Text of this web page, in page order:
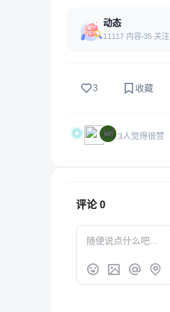
动态
11117 内容 35 关注
3 收藏
3人觉得很赞
评论0